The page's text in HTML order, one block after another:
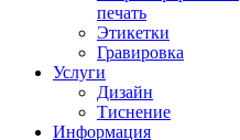
печать
Этикетки
Гравировка
Услуги
Дизайн
Тиснение
Информация